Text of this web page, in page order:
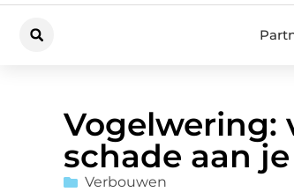
Vogelwering:
schade aan
Verbouwen